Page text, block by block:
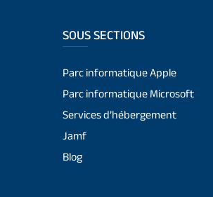
SOUS SECTIONS
Parc informatique Apple
Parc informatique Microsoft
Services d’hébergement
Jamf
Blog